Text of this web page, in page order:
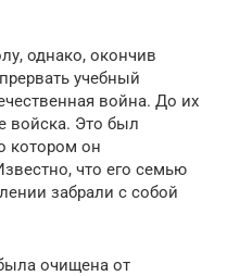
однако, окончив
учебный
война. До их
войска. Это был
котором он
что его семью
забрали с собой
очищена от